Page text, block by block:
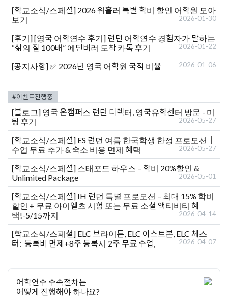
[학교소식/스페셜] 2026 워홀러 특별 학비 할인 어학원 모아
보기
2026-01-30
[후기][영국 어학연수 후기] 런던 어학연수 경험자가 말하는
“삶의 질 100배” 에딘버러 도착 카톡 후기
2026-01-22
[공지사항]✅ 2026년 영국 어학원 국적 비율 2026-01-06
#이벤트진행중
[블로그] 영국 온캠퍼스 런던 디렉터, 영국유학센터 방문 - 미
팅 후기
2026-05-27
[학교소식/스페셜] ES 런던 여름 한국학생 한정 프로모션｜
수업 무료 추가 & 숙소 비용 면제 혜택
2026-05-27
[학교소식/스페셜] 스태포드 하우스 – 학비 20%할인 &
Unlimited Package
2026-05-01
[학교소식/스페셜] IH 런던 특별 프로모션 – 최대 15% 학비
할인 + 무료 아이엘츠 시험 또는 무료 소셜 액티비티 혜
택!-5/15까지
2026-04-14
[학교소식/스페셜] ELC 브라이튼, ELC 이스트본, ELC 체스
터: 등록비 면제+8주 등록시 2주 무료 수업,
2026-04-07
어학연수 수속절차는
어떻게 진행해야 하나요?